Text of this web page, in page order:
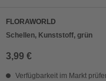
FLORAWORLD
Schellen, Kunststoff, grün
3,99 €
Verfügbarkeit im Markt